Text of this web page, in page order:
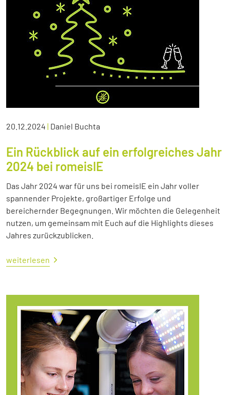
20.12.2024 | Daniel Buchta
Ein Rückblick auf ein erfolgreiches Jahr
2024 bei romeisIE
Das Jahr 2024 war für uns bei romeisIE ein Jahr voller
spannender Projekte, großartiger Erfolge und
bereichernder Begegnungen. Wir möchten die Gelegenheit
nutzen, um gemeinsam mit Euch auf die Highlights dieses
Jahres zurückzublicken.
weiterlesen